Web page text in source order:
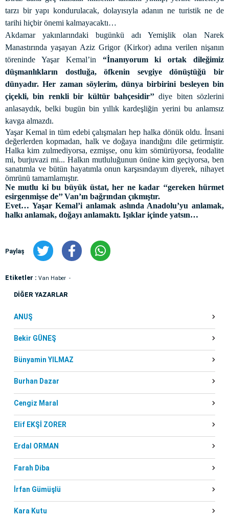
tarzı bir yapı kondurulacak, dolayısıyla adanın ne turistik ne de
tarihi hiçbir önemi kalmayacaktı…
Akdamar yakınlarındaki bugünkü adı Yemişlik olan Narek
Manastırında yaşayan Aziz Grigor (Kirkor) adına verilen nişanın
töreninde Yaşar Kemal’in “İnanıyorum ki ortak dileğimiz
düşmanlıkların dostluğa, öfkenin sevgiye dönüştüğü bir
dünyadır. Her zaman söylerim, dünya birbirini besleyen bin
çiçekli, bin renkli bir kültür bahçesidir’’diye biten sözlerini
anlasaydık, belki bugün bin yıllık kardeşliğin yerini bu anlamsız
kavga almazdı.
Yaşar Kemal in tüm edebi çalışmaları hep halka dönük oldu. İnsani
değerlerden kopmadan, halk ve doğaya inandığını dile getirmiştir.
Halka kim zulmediyorsa, ezmişse, onu kim sömürüyorsa, feodalite
mi, burjuvazi mi... Halkın mutluluğunun önüne kim geçiyorsa, ben
sanatımla ve bütün hayatımla onun karşısındayım diyerek, nihayet
ömrünü tamamlamıştır.
Ne mutlu ki bu büyük üstat, her ne kadar ‘‘gereken hürmet
esirgenmişse de’’ Van’ın bağrından çıkmıştır.
Evet… Yaşar Kemal’i anlamak aslında Anadolu’yu anlamak,
halkı anlamak, doğayı anlamaktı. Işıklar içinde yatsın…
Paylaş
Etiketler : Van Haber
DİĞER YAZARLAR
ANUŞ
Bekir GÜNEŞ
Bünyamin YILMAZ
Burhan Dazar
Cengiz Maral
Elif EKŞİ ZORER
Erdal ORMAN
Farah Diba
İrfan Gümüşlü
Kara Kutu